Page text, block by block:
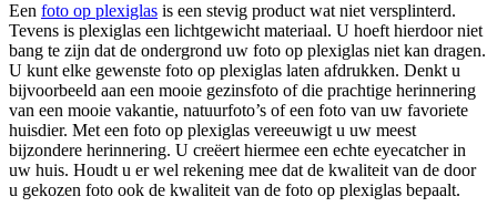
Een foto op plexiglas is een stevig product wat niet versplinterd.
Tevens is plexiglas een lichtgewicht materiaal. U hoeft hierdoor niet
bang te zijn dat de ondergrond uw foto op plexiglas niet kan dragen.
U kunt elke gewenste foto op plexiglas laten afdrukken. Denkt u
bijvoorbeeld aan een mooie gezinsfoto of die prachtige herinnering
van een mooie vakantie, natuurfoto’s of een foto van uw favoriete
huisdier. Met een foto op plexiglas vereeuwigt u uw meest
bijzondere herinnering. U creëert hiermee een echte eyecatcher in
uw huis. Houdt u er wel rekening mee dat de kwaliteit van de door
u gekozen foto ook de kwaliteit van de foto op plexiglas bepaalt.